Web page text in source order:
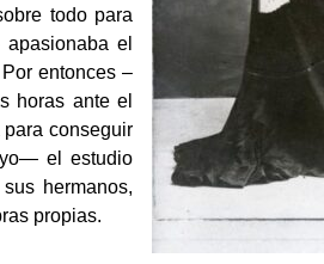
todo para
el
entonces –
horas ante el
conseguir
el estudio
hermanos,
propias.